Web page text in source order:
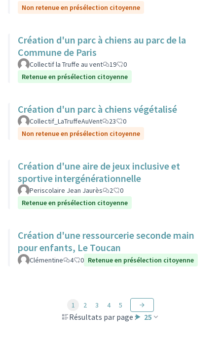
Non retenue en présélection citoyenne
Création d'un parc à chiens au parc de la
Commune de Paris
Collectif la Truffe au vent 19
0
Retenue en présélection citoyenne
Création d'un parc à chiens végétalisé
Collectif_LaTruffeAuVent 23
0
Non retenue en présélection citoyenne
Création d'une aire de jeux inclusive et
sportive intergénérationnelle
Periscolaire Jean Jaurès 2
0
Retenue en présélection citoyenne
Création d'une ressourcerie seconde main
pour enfants, Le Toucan
Clémentine 4 0 Retenue en présélection citoyenne
Résultats par page : 25
1 2 3 4 5